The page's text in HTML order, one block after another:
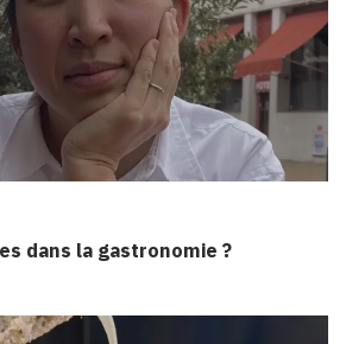
dans la gastronomie ?